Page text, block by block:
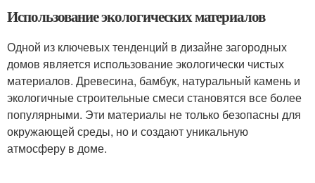
Использование экологических материалов
Одной из ключевых тенденций в дизайне загородных
домов является использование экологически чистых
материалов. Древесина, бамбук, натуральный камень и
экологичные строительные смеси становятся все более
популярными. Эти материалы не только безопасны для
окружающей среды, но и создают уникальную
атмосферу в доме.